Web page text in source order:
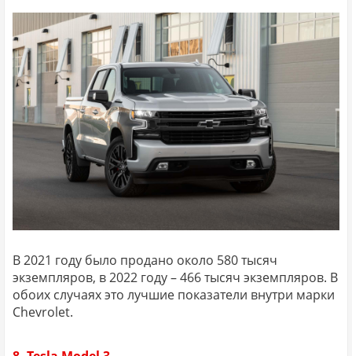
В 2021 году было продано около 580 тысяч
экземпляров, в 2022 году – 466 тысяч экземпляров. В
обоих случаях это лучшие показатели внутри марки
Chevrolet.